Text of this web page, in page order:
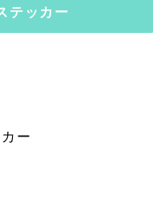
テッカー
ー